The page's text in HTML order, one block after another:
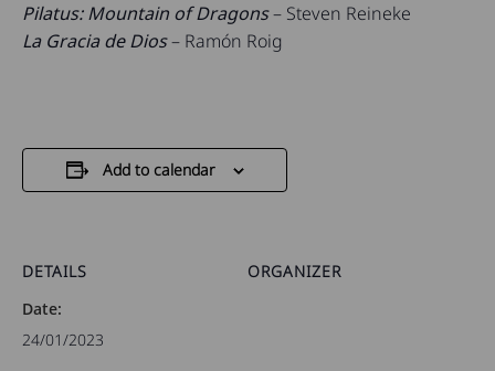
Pilatus: Mountain of Dragons– Steven Reineke
La Gracia de Dios– Ramón Roig
Add to calendar
DETAILS
Date:
24/01/2023
ORGANIZER